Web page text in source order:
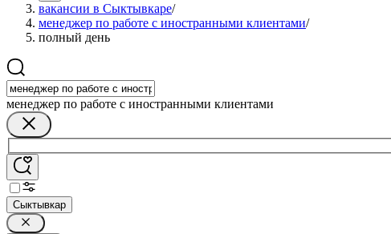
вакансии в Сыктывкаре/
менеджер по работе с иностранными клиентами/
полный день
менеджер по работе с иностранными клиентами
Сыктывкар